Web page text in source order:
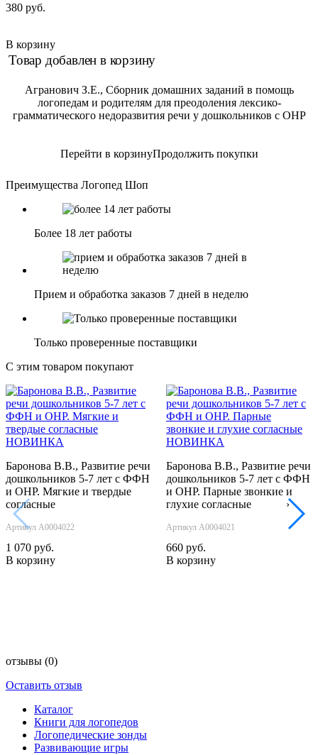
380 руб.
В корзину
Товар добавлен в корзину
Агранович З.Е., Сборник домашних заданий в помощь
логопедам и родителям для преодоления лексико-
грамматического недоразвития речи у дошкольников с ОНР
Перейти в корзинуПродолжить покупки
Преимущества Логопед Шоп
Более 18 лет работы
Прием и обработка заказов 7 дней в неделю
Только проверенные поставщики
С этим товаром покупают
НОВИНКА
Баронова В.В., Развитие речи
дошкольников 5-7 лет с ФФН
и ОНР. Мягкие и твердые
согласные
Артикул А0004022
1 070 руб.
В корзину
НОВИНКА
Баронова В.В., Развитие речи
дошкольников 5-7 лет с ФФН
и ОНР. Парные звонкие и
глухие согласные
Артикул А0004021
660 руб.
В корзину
‹ ›
отзывы (0)
Оставить отзыв
Каталог
Книги для логопедов
Логопедические зонды
Развивающие игры